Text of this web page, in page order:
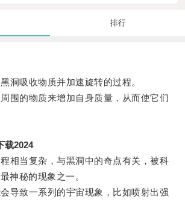
排行
吸收物质并加速旋转的过程。
的物质来增加自身质量，从而使它们
载2024
当复杂，与黑洞中的奇点有关，被科
神秘的现象之一。
致一系列的宇宙现象，比如喷射出强